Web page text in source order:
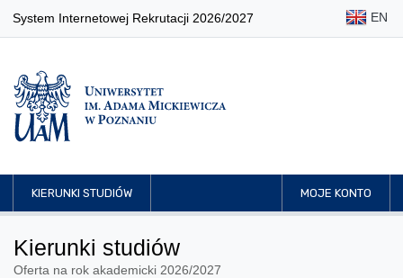
System Internetowej Rekrutacji 2026/2027 EN
KIERUNKI STUDIÓW MOJE KONTO
Kierunki studiów
Oferta na rok akademicki 2026/2027